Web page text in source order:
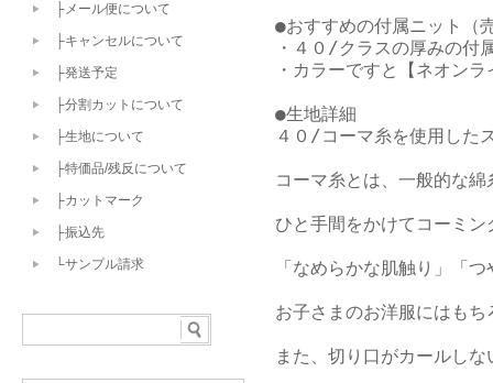
●おすすめの付属ニット（
・４０/クラスの厚みの付
・カラーですと【ネオンラ
●生地詳細
４０/コーマ糸を使用した
コーマ糸とは、一般的な
ひと手間をかけてコーミ
「なめらかな肌触り」「
お子さまのお洋服にはも
また、切り口がカールし
├メール便について
├キャンセルについて
├発送予定
├分割カットについて
├生地について
├特価品/残反について
├カットマーク
├振込先
└サンプル請求